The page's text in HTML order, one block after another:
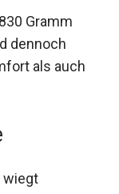
Gramm
dennoch
als auch
wiegt